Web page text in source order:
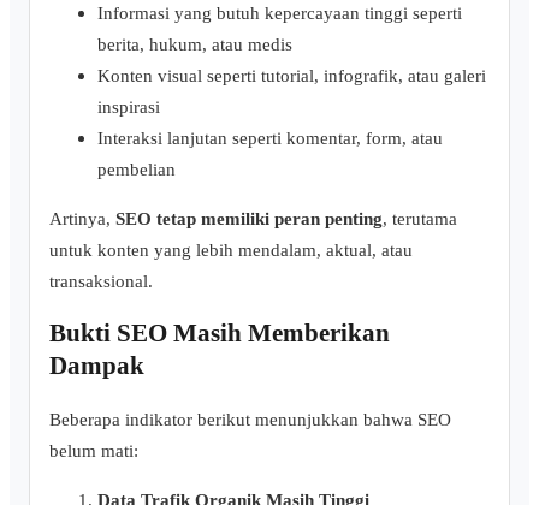
Informasi yang butuh kepercayaan tinggi seperti
berita, hukum, atau medis
Konten visual seperti tutorial, infografik, atau galeri
inspirasi
Interaksi lanjutan seperti komentar, form, atau
pembelian
Artinya, SEO tetap memiliki peran penting, terutama
untuk konten yang lebih mendalam, aktual, atau
transaksional.
Bukti SEO Masih Memberikan
Dampak
Beberapa indikator berikut menunjukkan bahwa SEO
belum mati:
Data Trafik Organik Masih Tinggi